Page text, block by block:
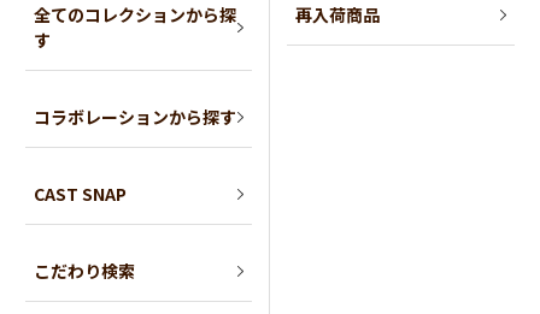
全てのコレクションから探
す
コラボレーションから探す
CAST SNAP
こだわり検索
再入荷商品